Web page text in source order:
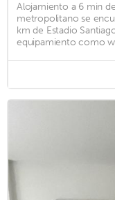
Alojamiento a 6 min
metropolitano se
km de Estadio
equipamiento como